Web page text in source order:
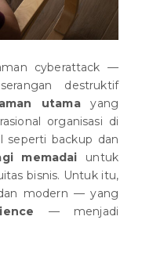
cyberattack —
destruktif
utamayang
organisasi di
seperti backup dan
memadai untuk
bisnis. Untuk itu,
modern — yang
— menjadi